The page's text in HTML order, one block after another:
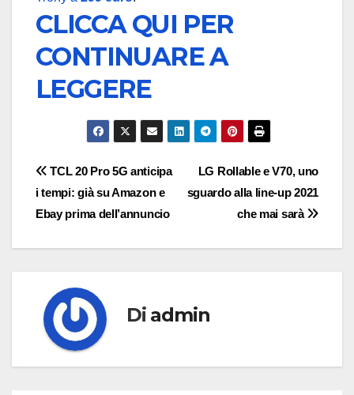
CLICCA QUI PER
CONTINUARE A
LEGGERE
Navigazione
articoli
LG Rollable e V70, uno
sguardo alla line-up 2021
che mai sarà
TCL 20 Pro 5G anticipa
i tempi: già su Amazon e
Ebay prima dell’annuncio
Di admin